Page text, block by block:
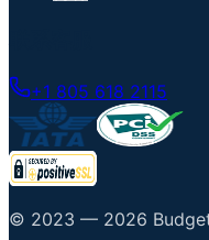
+1 805 618 2115
© 2023 — 2026